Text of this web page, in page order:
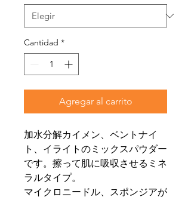
Cantidad *
Agregar al carrito
加水分解カイメン、ベントナイ
ト、イライトのミックスパウダー
です。擦って肌に吸収させるミネ
ラルタイプ。
マイクロニードル、スポンジアが